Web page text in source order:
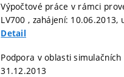
Výpočtové práce v rámci
LV700 , zahájení: 10.06.2013,
Detail
Podpora v oblasti
31.12.2013